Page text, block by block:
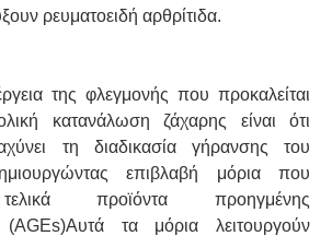
ρευματοειδή αρθρίτιδα.
της φλεγμονής που προκαλείται
κατανάλωση ζάχαρης είναι ότι
τη διαδικασία γήρανσης του
επιβλαβή μόρια που
προϊόντα προηγμένης
(AGEs)Αυτά τα μόρια λειτουργούν